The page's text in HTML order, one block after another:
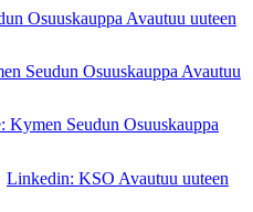
Osuuskauppa Avautuu uuteen
Seudun Osuuskauppa Avautuu
Kymen Seudun Osuuskauppa
Linkedin: KSO Avautuu uuteen